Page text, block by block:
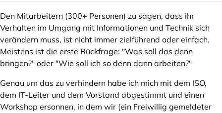
Den Mitarbeitern (300+ Personen) zu sagen, dass ihr
Verhalten im Umgang mit Informationen und Technik sich
verändern muss, ist nicht immer zielführend oder einfach.
Meistens ist die erste Rückfrage: "Was soll das denn
bringen?" oder "Wie soll ich so denn dann arbeiten?"
Genau um das zu verhindern habe ich mich mit dem ISO,
dem IT-Leiter und dem Vorstand abgestimmt und einen
Workshop ersonnen, in dem wir (ein Freiwillig gemeldeter